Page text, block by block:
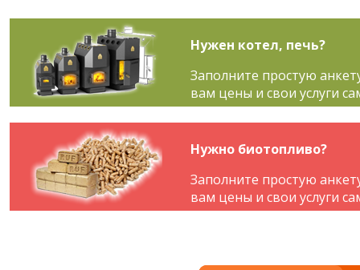
Нужен котел, печь?
Заполните простую
вам цены и свои услуги
Нужно биотопливо?
Заполните простую
вам цены и свои услуги